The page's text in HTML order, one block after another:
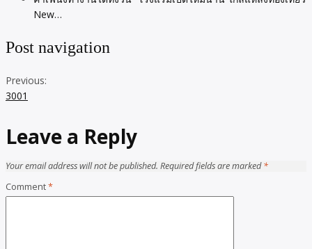
New…
Post navigation
Previous:
3001
Leave a Reply
Your email address will not be published. Required fields are marked*
Comment*